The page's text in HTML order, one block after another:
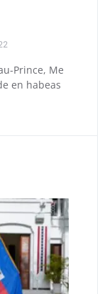
Prince, Me
en habeas